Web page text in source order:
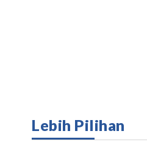
Lebih Pilihan